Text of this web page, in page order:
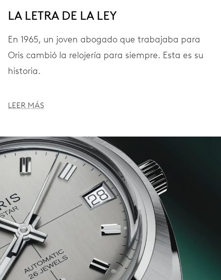
LA LETRA DE LA LEY
En 1965, un joven abogado que trabajaba para
Oris cambió la relojería para siempre. Esta es su
historia.
LEER MÁS